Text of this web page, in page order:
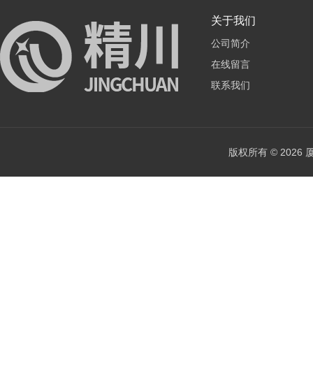
关于我们
公司简介
在线留言
联系我们
版权所有 © 2026